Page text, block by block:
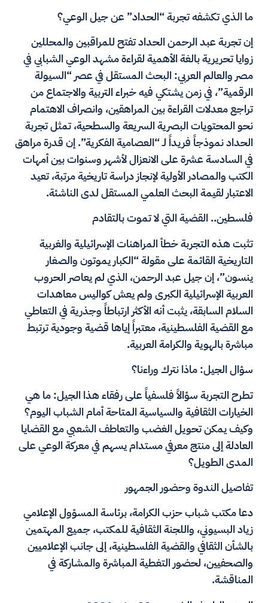
ما الذي تكشفه تجربة “الحداد” عن جيل الوعي؟
إن تجربة عبد الرحمن الحداد تفتح للمراقبين والمحللين
زوايا تحريرية بالغة الأهمية لقراءة مشهد الوعي الشبابي في
مصر والعالم العربي: البحث المستقل في عصر “السيولة
الرقمية”، في زمن يشتكي فيه خبراء التربية والاجتماع من
تراجع معدلات القراءة بين المراهقين، وانصراف الاهتمام
نحو المحتويات البصرية السريعة والسطحية، تمثل تجربة
الحداد نموذجاً فريداً لـ “العصامية الفكرية”. إن قدرة مراهق
في السادسة عشرة على الانعزال لأشهر وسنوات بين أمهات
الكتب والمصادر الأولية لإنجاز دراسة تاريخية مرتبة، تعيد
الاعتبار لقيمة البحث العلمي المستقل لدى الناشئة.
فلسطين.. القضية التي لا تموت بالتقادم
تثبت هذه التجربة خطأ المراهنات الإسرائيلية والغربية
التاريخية القائمة على مقولة “الكبار يموتون والصغار
ينسون”، إن جيل عبد الرحمن، الذي لم يعاصر الحروب
العربية الإسرائيلية الكبرى ولم يعش كواليس معاهدات
السلام السابقة، يثبت أنه الأكثر ارتباطاً وجذرية في التعاطي
مع القضية الفلسطينية، معتبراً إياها قضية وجودية ترتبط
مباشرة بالهوية والكرامة العربية.
سؤال الجيل: ماذا نترك وراءنا؟
تطرح التجربة سؤالاً فلسفياً على رفقاء هذا الجيل: ما هي
الخيارات الثقافية والسياسية المتاحة أمام الشباب اليوم؟
وكيف يمكن تحويل الغضب والتعاطف الشعبي مع القضايا
العادلة إلى منتج معرفي مستدام يسهم في معركة الوعي على
المدى الطويل؟
تفاصيل الندوة وحضور الجمهور
دعا مكتب شباب حزب الكرامة، برئاسة المسؤول الإعلامي
زياد البسيوني، واللجنة الثقافية للمكتب، جميع المهتمين
بالشأن الثقافي والقضية الفلسطينية، إلى جانب الإعلاميين
والصحفيين، لحضور التغطية المباشرة والمشاركة في
المناقشة.